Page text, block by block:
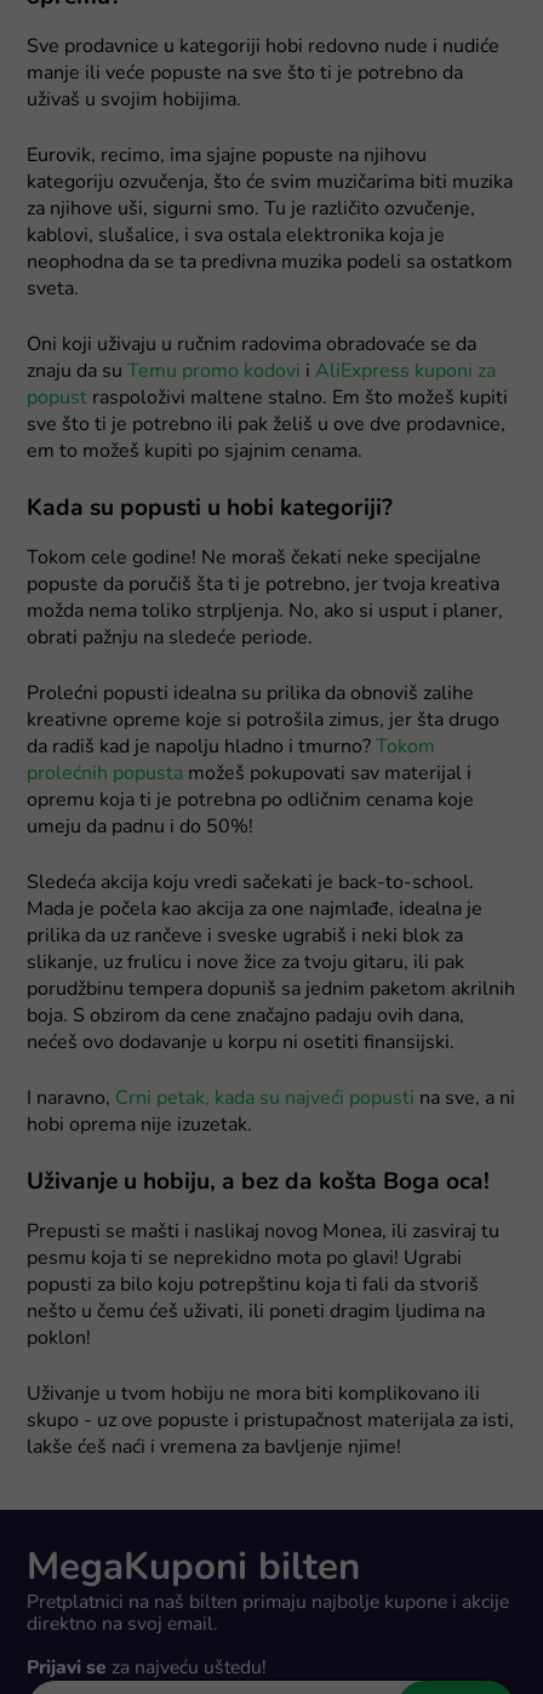
Sve prodavnice u kategoriji hobi redovno nude i nudiće
manje ili veće popuste na sve što ti je potrebno da
uživaš u svojim hobijima.
Eurovik, recimo, ima sjajne popuste na njihovu
kategoriju ozvučenja, što će svim muzičarima biti muzika
za njihove uši, sigurni smo. Tu je različito ozvučenje,
kablovi, slušalice, i sva ostala elektronika koja je
neophodna da se ta predivna muzika podeli sa ostatkom
sveta.
Oni koji uživaju u ručnim radovima obradovaće se da
znaju da su
Temu promo kodovi iAliExpress kuponi za
popust raspoloživi maltene stalno. Em što možeš kupiti
sve što ti je potrebno ili pak želiš u ove dve prodavnice,
em to možeš kupiti po sjajnim cenama.
Kada su popusti u hobi kategoriji?
Tokom cele godine! Ne moraš čekati neke specijalne
popuste da poručiš šta ti je potrebno, jer tvoja kreativa
možda nema toliko strpljenja. No, ako si usput i planer,
obrati pažnju na sledeće periode.
Prolećni popusti idealna su prilika da obnoviš zalihe
kreativne opreme koje si potrošila zimus, jer šta drugo
da radiš kad je napolju hladno i tmurno?
Tokom
prolećnih popusta možeš pokupovati sav materijal i
opremu koja ti je potrebna po odličnim cenama koje
umeju da padnu i do 50%!
Sledeća akcija koju vredi sačekati je back-to-school.
Mada je počela kao akcija za one najmlađe, idealna je
prilika da uz rančeve i sveske ugrabiš i neki blok za
slikanje, uz frulicu i nove žice za tvoju gitaru, ili pak
porudžbinu tempera dopuniš sa jednim paketom akrilnih
boja. S obzirom da cene značajno padaju ovih dana,
nećeš ovo dodavanje u korpu ni osetiti finansijski.
I naravno, Crni petak, kada su najveći popusti na sve, a ni
hobi oprema nije izuzetak.
Uživanje u hobiju, a bez da košta Boga oca!
Prepusti se mašti i naslikaj novog Monea, ili zasviraj tu
pesmu koja ti se neprekidno mota po glavi! Ugrabi
popusti za bilo koju potrepštinu koja ti fali da stvoriš
nešto u čemu ćeš uživati, ili poneti dragim ljudima na
poklon!
Uživanje u tvom hobiju ne mora biti komplikovano ili
skupo - uz ove popuste i pristupačnost materijala za isti,
lakše ćeš naći i vremena za bavljenje njime!
MegaKuponi bilten
Pretplatnici na naš bilten primaju najbolje kupone i akcije
direktno na svoj email.
Prijavi se za najveću uštedu!